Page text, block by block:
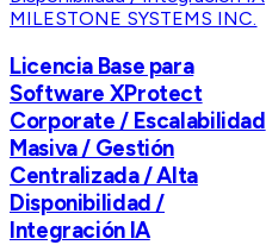
MILESTONE SYSTEMS INC.
Licencia Base para
Software XProtect
Corporate / Escalabilidad
Masiva / Gestión
Centralizada / Alta
Disponibilidad /
Integración IA